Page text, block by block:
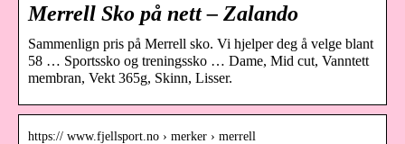
Merrell Sko på nett – Zalando
Sammenlign pris på Merrell sko. Vi hjelper deg å velge blant
58 … Sportssko og treningssko … Dame, Mid cut, Vanntett
membran, Vekt 365g, Skinn, Lisser.
https:// www.fjellsport.no › merker › merrell